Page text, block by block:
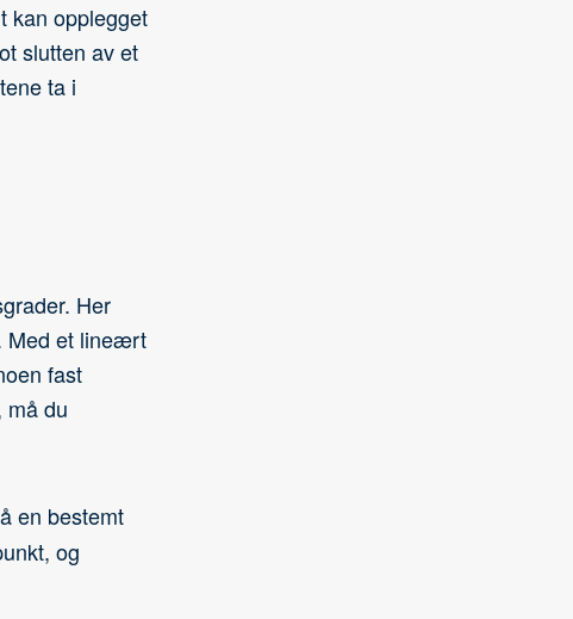
kan opplegget
slutten av et
ta i
Her
Med et lineært
fast
må du
en bestemt
og